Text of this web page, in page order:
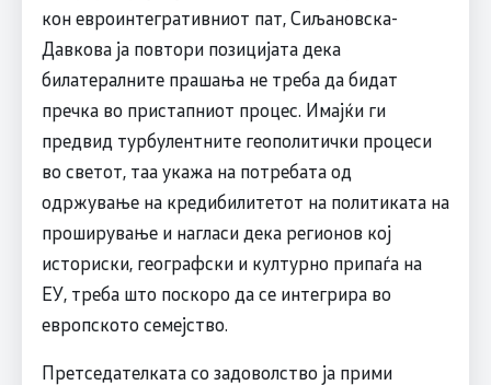
кон евроинтегративниот пат, Сиљановска-
Давкова ја повтори позицијата дека
билатералните прашања не треба да бидат
пречка во пристапниот процес. Имајќи ги
предвид турбулентните геополитички процеси
во светот, таа укажа на потребата од
одржување на кредибилитетот на политиката на
проширување и нагласи дека регионов кој
историски, географски и културно припаѓа на
ЕУ, треба што поскоро да се интегрира во
европското семејство.
Претседателката со задоволство ја прими